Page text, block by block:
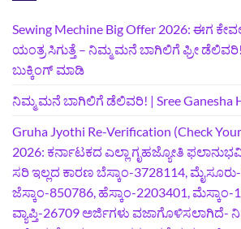
Sewing Mechine Big Offer 2026: ಈಗ
ಯಂತ್ರ ಸಿಗುತ್ತೆ – ನಿಮ್ಮ ಮನೆ ಬಾಗಿಲಿಗೆ‍ ಫ್ರೀ
ಬುಕ್ಕಿಂಗ್‌ ಮಾಡಿ
ನಿಮ್ಮ ಮನೆ ಬಾಗಿಲಿಗೆ ಡೆಲಿವರಿ! | Sree Ganesha
Gruha Jyothi Re-Verification (Check
2026: ಕರ್ನಾಟಕದ ಎಲ್ಲಾ ಗೃಹಜ್ಯೋತಿ
ಸರಿ ಇಲ್ಲದ ಕಾರಣ ಬೆಸ್ಕಾಂ-3728114,
ಜೆಸ್ಕಾಂ-850786, ಹೆಸ್ಕಾಂ-2203401, ಮೆಸ್ಕಾಂ-
ವ್ಯಾಪ್ತಿ-26709 ಅರ್ಜಿಗಳು ವಜಾಗೊಳಿಸಲಾಗಿದೆ-